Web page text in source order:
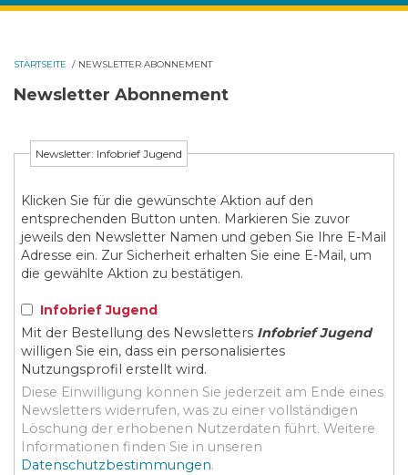
STARTSEITE / NEWSLETTER ABONNEMENT
Newsletter Abonnement
Newsletter: Infobrief Jugend
Klicken Sie für die gewünschte Aktion auf den
entsprechenden Button unten. Markieren Sie zuvor
jeweils den Newsletter Namen und geben Sie Ihre E-Mail
Adresse ein. Zur Sicherheit erhalten Sie eine E-Mail, um
die gewählte Aktion zu bestätigen.
Infobrief Jugend
Mit der Bestellung des Newsletters Infobrief Jugend
willigen Sie ein, dass ein personalisiertes
Nutzungsprofil erstellt wird.
Diese Einwilligung können Sie jederzeit am Ende eines
Newsletters widerrufen, was zu einer vollständigen
Löschung der erhobenen Nutzerdaten führt. Weitere
Informationen finden Sie in unseren
Datenschutzbestimmungen.